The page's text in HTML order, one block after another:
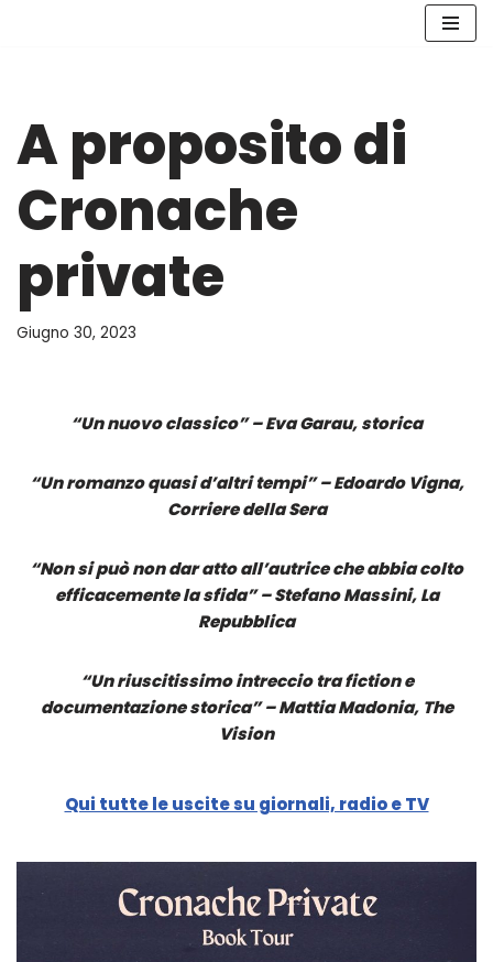
A proposito di
Cronache
private
Giugno 30, 2023
“Un nuovo classico” – Eva Garau, storica
“Un romanzo quasi d’altri tempi” – Edoardo Vigna,
Corriere della Sera
“Non si può non dar atto all’autrice che abbia colto
efficacemente la sfida” – Stefano Massini, La
Repubblica
“Un riuscitissimo intreccio tra fiction e
documentazione storica” – Mattia Madonia, The
Vision
Qui tutte le uscite su giornali, radio e TV